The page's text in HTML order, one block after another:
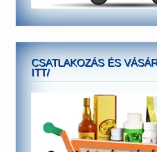
CSATLAKOZÁS ÉS
ITT/